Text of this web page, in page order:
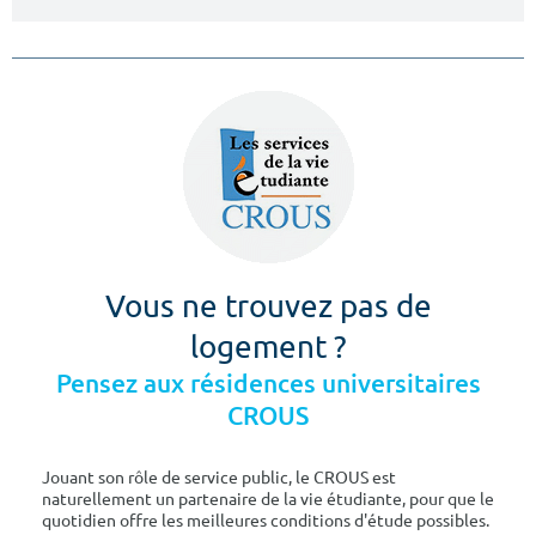
Vous ne trouvez pas de
logement ?
Pensez aux résidences universitaires
CROUS
Jouant son rôle de service public, le CROUS est
naturellement un partenaire de la vie étudiante, pour que le
quotidien offre les meilleures conditions d'étude possibles.